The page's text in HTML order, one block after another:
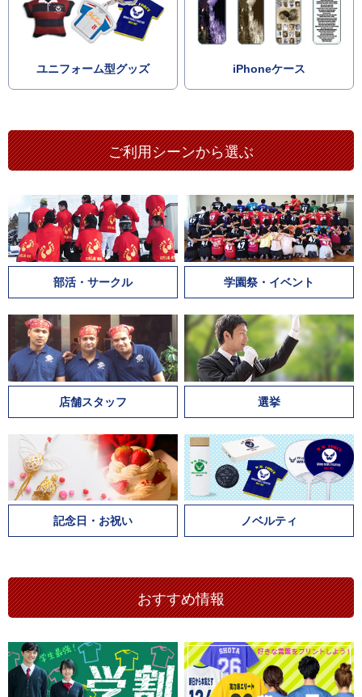
ユニフォーム型グッズ iPhoneケース
ご利用シーンから選ぶ
部活・サークル 学園祭・イベント
店舗スタッフ 選挙
記念日・お祝い ノベルティ
おすすめ情報